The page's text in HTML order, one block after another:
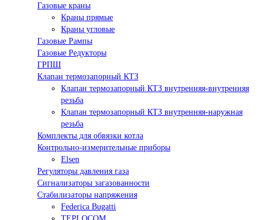
Газовые краны
Краны прямые
Краны угловые
Газовые Рампы
Газовые Редукторы
ГРПШ
Клапан термозапорный КТЗ
Клапан термозапорный КТЗ внутренняя-внутренняя
резьба
Клапан термозапорный КТЗ внутренняя-наружная
резьба
Комплекты для обвязки котла
Контрольно-измерительные приборы
Elsen
Регуляторы давления газа
Сигнализаторы загазованности
Стабилизаторы напряжения
Federica Bugatti